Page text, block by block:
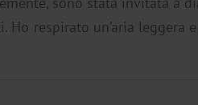
Ho respirato un’aria